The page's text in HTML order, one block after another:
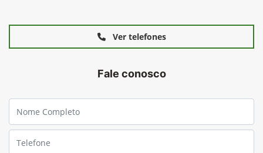
Ver telefones
Fale conosco